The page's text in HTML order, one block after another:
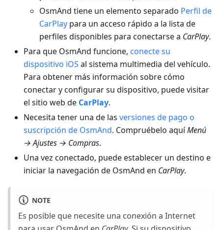
OsmAnd tiene un elemento separado Perfil de
CarPlay para un acceso rápido a la lista de
perfiles disponibles para conectarse a CarPlay.
Para que OsmAnd funcione, conecte su
dispositivo iOS al sistema multimedia del vehículo.
Para obtener más información sobre cómo
conectar y configurar su dispositivo, puede visitar
el sitio web de CarPlay.
Necesita tener una de las versiones de pago o
suscripción de OsmAnd. Compruébelo aquíMenú
→ Ajustes → Compras.
Una vez conectado, puede establecer un destino e
iniciar la navegación de OsmAnd en CarPlay.
NOTE
Es posible que necesite una conexión a Internet